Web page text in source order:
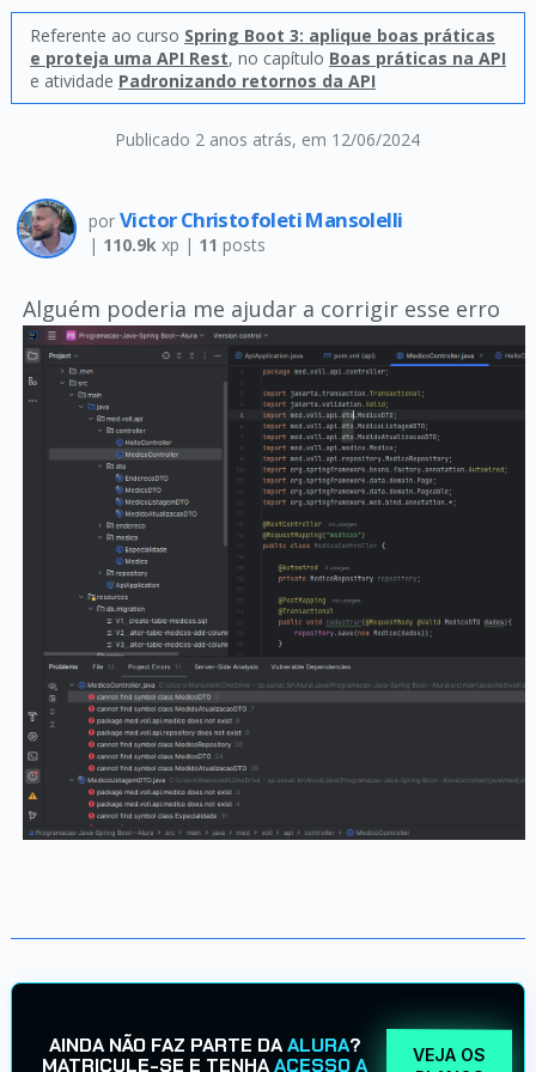
Publicado 2 anos atrás, em 12/06/2024
Referente ao curso Spring Boot 3: aplique boas práticas
e proteja uma API Rest, no capítulo Boas práticas na API
e atividade Padronizando retornos da API
por Victor Christofoleti Mansolelli
| 110.9kxp | 11 posts
Alguém poderia me ajudar a corrigir esse erro
AINDA NÃO FAZ PARTE DAALURA?
MATRICULE-SE E TENHAACESSO A
VEJA OS